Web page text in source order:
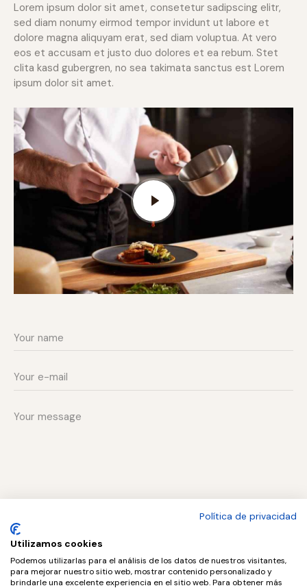
Lorem ipsum dolor sit amet, consetetur sadipscing elitr,
sed diam nonumy eirmod tempor invidunt ut labore et
dolore magna aliquyam erat, sed diam voluptua. At vero
eos et accusam et justo duo dolores et ea rebum. Stet
clita kasd gubergren, no sea takimata sanctus est Lorem
ipsum dolor sit amet.
stored.
SEND MESSAGE
Política de privacidad
Utilizamos cookies
Podemos utilizarlas para el análisis de los datos de nuestros visitantes,
para mejorar nuestro sitio web, mostrar contenido personalizado y
brindarle una excelente experiencia en el sitio web. Para obtener más